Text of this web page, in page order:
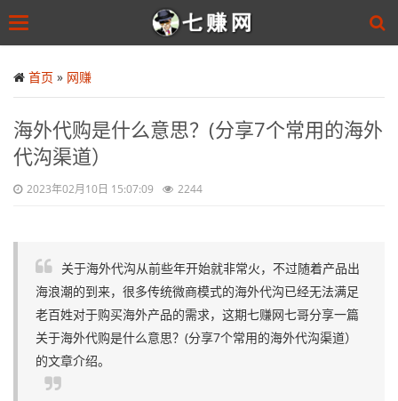
to
main
Toggle
首页 » 网赚
海外代购是什么意思？(分享7个常用的海外
代沟渠道）
2023年02月10日 15:07:09 2244
关于海外代沟从前些年开始就非常火，不过随着产品出
海浪潮的到来，很多传统微商模式的海外代沟已经无法满足
老百姓对于购买海外产品的需求，这期七赚网七哥分享一篇
关于海外代购是什么意思？(分享7个常用的海外代沟渠道）
的文章介绍。